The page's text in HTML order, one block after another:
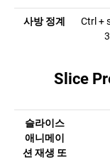
사방 정계
Ctrl +
3
Slice
슬라이스
애니메이
션 재생 또